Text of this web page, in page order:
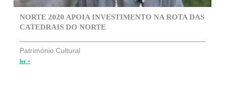
NORTE 2020 APOIA INVESTIMENTO NA ROTA DAS
CATEDRAIS DO NORTE
Património Cultural
ler +